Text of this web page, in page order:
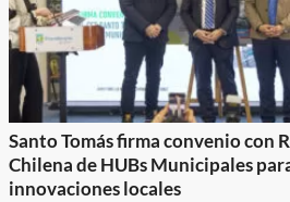
Santo Tomás firma convenio con
Chilena de HUBs Municipales
innovaciones locales